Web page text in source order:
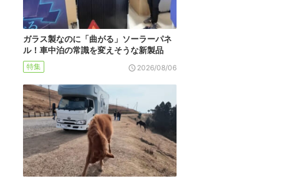
ガラス製なのに「曲がる」ソーラーパネ
ル！車中泊の常識を変えそうな新製品
特集 2026/08/06